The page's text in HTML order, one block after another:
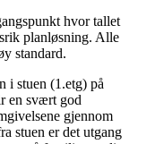
hvor tallet
planløsning. Alle
standard.
i stuen (1.etg) på
en svært god
gjennom
stuen er det utgang